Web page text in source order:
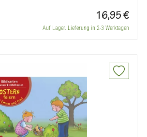
für Bildkarte, warum es unglaublich
materielle Vorräte und Essen
auch Futter für die Seele. Denn auch
16,95 €
Auf Lager. Lieferung in 2-3 Werktagen